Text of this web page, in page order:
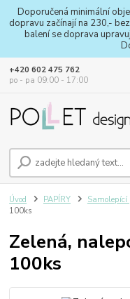
Doporučená minimální
dopravu začínají na 230,-
balení se doprava
+420 602 475 762
po - pa 09:00 - 17:00
Úvod PAPÍRY
100ks
Zelená,
100ks